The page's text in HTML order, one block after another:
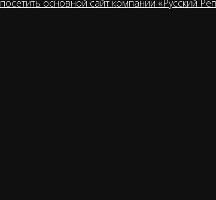
посетить основной сайт компании «Русский